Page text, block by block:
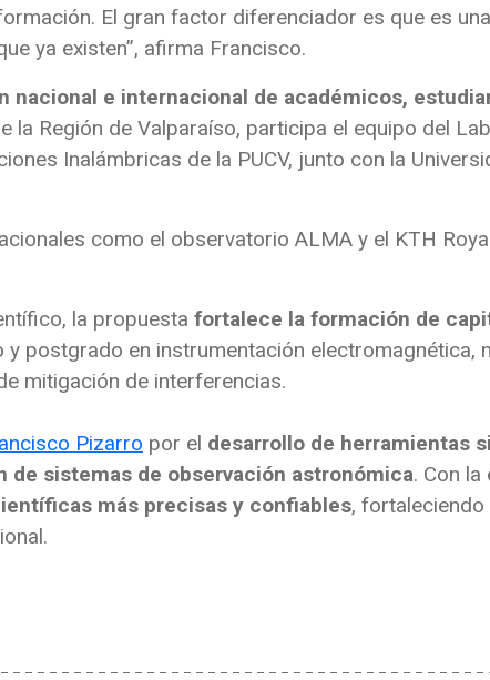
El gran factor diferenciador es que es
ya existen”, afirma Francisco.
nacional e internacional de académicos,
la Región de Valparaíso, participa el equipo del
Inalámbricas de la PUCV, junto con la
como el observatorio ALMA y el KTH
la propuesta fortalece la formación de
postgrado en instrumentación electromagnética,
mitigación de interferencias.
Pizarro por el desarrollo de herramientas
sistemas de observación astronómica. Con
más precisas y confiables, fortaleciendo